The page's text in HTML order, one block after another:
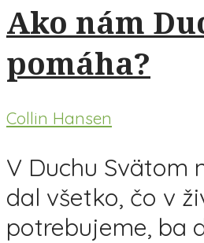
Ako nám
pomáha?
Collin Hansen
V Duchu Svätom
dal všetko, čo v
potrebujeme, ba